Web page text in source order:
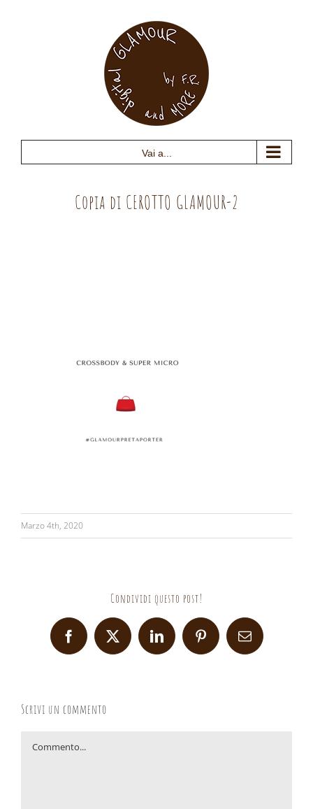
Vai a...
Copia di CEROTTO GLAMOUR-2
Marzo 4th, 2020
Condividi questo post!
Facebook
X LinkedInPinterestEmail
Scrivi un commento